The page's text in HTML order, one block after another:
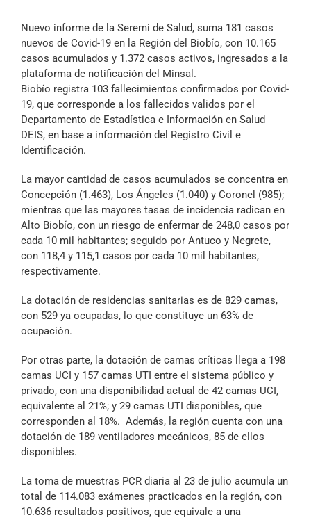
Nuevo informe de la Seremi de Salud, suma 181 casos
nuevos de Covid-19 en la Región del Biobío, con 10.165
casos acumulados y 1.372 casos activos, ingresados a la
plataforma de notificación del Minsal.
Biobío registra 103 fallecimientos confirmados por Covid-
19, que corresponde a los fallecidos validos por el
Departamento de Estadística e Información en Salud
DEIS, en base a información del Registro Civil e
Identificación.
La mayor cantidad de casos acumulados se concentra en
Concepción (1.463), Los Ángeles (1.040) y Coronel (985);
mientras que las mayores tasas de incidencia radican en
Alto Biobío, con un riesgo de enfermar de 248,0 casos por
cada 10 mil habitantes; seguido por Antuco y Negrete,
con 118,4 y 115,1 casos por cada 10 mil habitantes,
respectivamente.
La dotación de residencias sanitarias es de 829 camas,
con 529 ya ocupadas, lo que constituye un 63% de
ocupación.
Por otras parte, la dotación de camas críticas llega a 198
camas UCI y 157 camas UTI entre el sistema público y
privado, con una disponibilidad actual de 42 camas UCI,
equivalente al 21%; y 29 camas UTI disponibles, que
corresponden al 18%. Además, la región cuenta con una
dotación de 189 ventiladores mecánicos, 85 de ellos
disponibles.
La toma de muestras PCR diaria al 23 de julio acumula un
total de 114.083 exámenes practicados en la región, con
10.636 resultados positivos, que equivale a una